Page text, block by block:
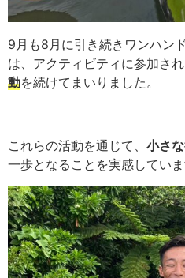
9月も8月に引き続きワンハン
は、アクティビティに参加さ
動を続けてまいりました。
これらの活動を通じて、 小さ
一歩となることを実感していま